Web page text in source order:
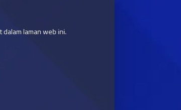
dalam laman web ini.